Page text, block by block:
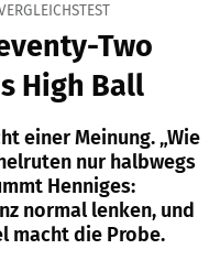
Two
High Ball
einer Meinung. „Wie
nur halbwegs
Henniges:
normal lenken, und
macht die Probe.